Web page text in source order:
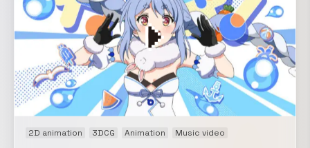
岸本威が手がけた。 ©2025 Pokémon. ©1995-2025
Nintendo/Creatures Inc./GAME FREAK inc. ポケットモンス
ター・ポケモン・Pokémonは任天堂・クリーチャーズ・ゲー
ムフリークの登録商標です。
2D animation 3DCG Animation Music video